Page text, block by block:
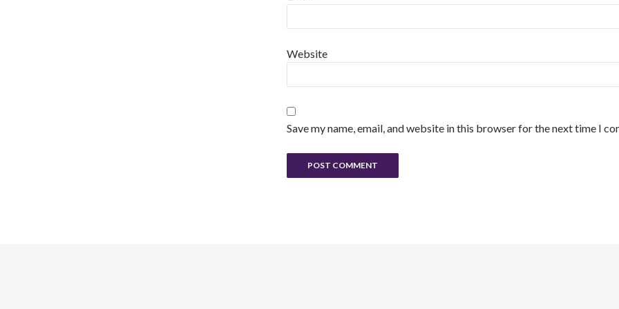
Website
Save my name, email, and website in this browser for the next time I